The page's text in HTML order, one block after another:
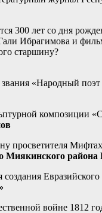
300 лет со дня
Ибрагимова и
старшину?
«Народный поэт
композиции
просветителя
Миякинского
создания
войне 1812